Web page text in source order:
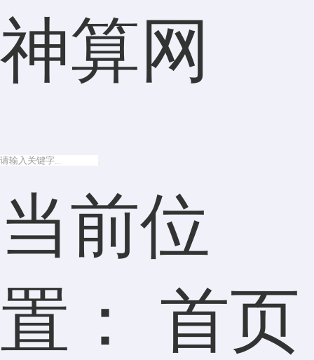
神算网
当前位
置： 首页